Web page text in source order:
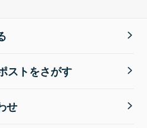
ストをさがす
せ